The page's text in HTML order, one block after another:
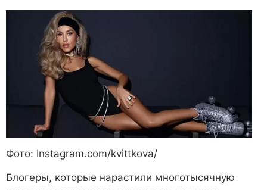
Фото: Instagram.com/kvittkova/
Блогеры, которые нарастили многотысячную